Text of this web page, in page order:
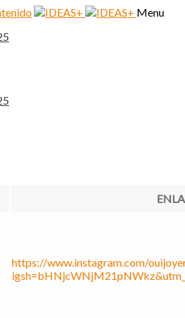
Menu
https://www.instagram.com/